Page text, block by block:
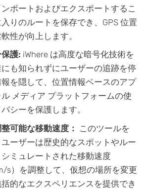
ポートおよびエクスポートするこ
りのルートを保存でき、GPS 位置
性が向上します。
護: iWhere は高度な暗号化技術を
も知られずにユーザーの追跡を停
を隠して、位置情報ベースのアプ
メディア プラットフォームの使
シーを保護します。
可能な移動速度： このツールを
ーザーは歴史的なスポットやルー
シミュレートされた移動速度
s）を調整して、仮想の場所を変更
的なエクスペリエンスを提供でき